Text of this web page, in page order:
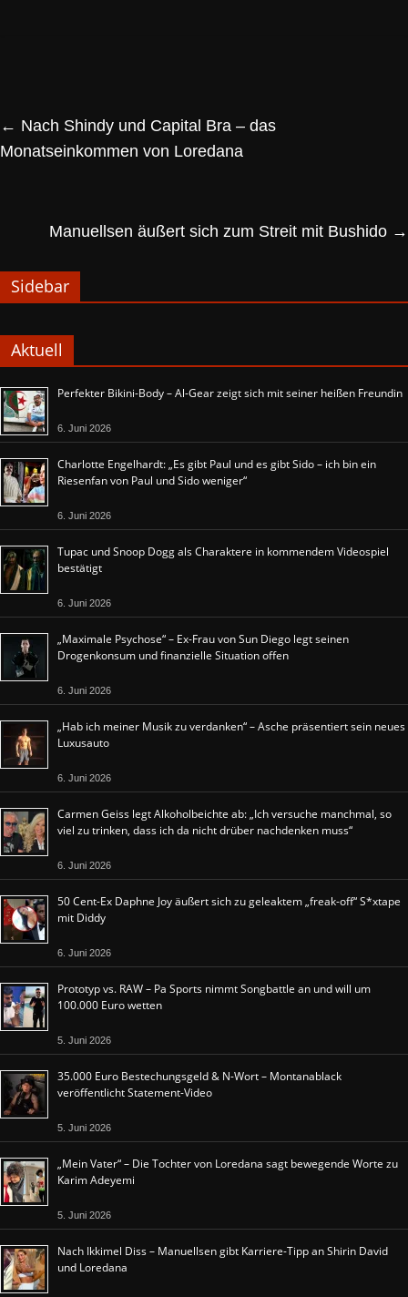
← Nach Shindy und Capital Bra – das
Monatseinkommen von Loredana
Manuellsen äußert sich zum Streit mit Bushido →
Sidebar
Aktuell
Perfekter Bikini-Body – Al-Gear zeigt sich mit seiner heißen Freundin
6. Juni 2026
Charlotte Engelhardt: „Es gibt Paul und es gibt Sido – ich bin ein
Riesenfan von Paul und Sido weniger“
6. Juni 2026
Tupac und Snoop Dogg als Charaktere in kommendem Videospiel
bestätigt
6. Juni 2026
„Maximale Psychose“ – Ex-Frau von Sun Diego legt seinen
Drogenkonsum und finanzielle Situation offen
6. Juni 2026
„Hab ich meiner Musik zu verdanken“ – Asche präsentiert sein neues
Luxusauto
6. Juni 2026
Carmen Geiss legt Alkoholbeichte ab: „Ich versuche manchmal, so
viel zu trinken, dass ich da nicht drüber nachdenken muss“
6. Juni 2026
50 Cent-Ex Daphne Joy äußert sich zu geleaktem „freak-off“ S*xtape
mit Diddy
6. Juni 2026
Prototyp vs. RAW – Pa Sports nimmt Songbattle an und will um
100.000 Euro wetten
5. Juni 2026
35.000 Euro Bestechungsgeld & N-Wort – Montanablack
veröffentlicht Statement-Video
5. Juni 2026
„Mein Vater“ – Die Tochter von Loredana sagt bewegende Worte zu
Karim Adeyemi
5. Juni 2026
Nach Ikkimel Diss – Manuellsen gibt Karriere-Tipp an Shirin David
und Loredana